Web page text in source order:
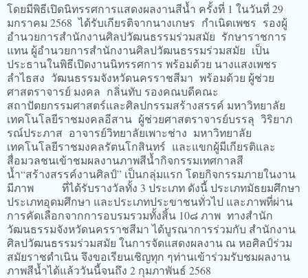
โดยมีพิธีเปิดนิทรรศการแสดงผลงานสีน้ำ ครั้งที่ 1 ในวันที่ 29
มกราคม 2568 ได้รับเกียรติจากนางเกษร กำเนิดเพชร รองผู้
อำนวยการสำนักงานศิลปวัฒนธรรมร่วมสมัย รักษาราชการ
แทน ผู้อำนวยการสำนักงานศิลปวัฒนธรรมร่วมสมัย เป็น
ประธานในพิธีเปิดงานนิทรรศการ พร้อมด้วย นางแสงเพชร
ลำไธสง วัฒนธรรมจังหวัดนครราชสีมา พร้อมด้วย ผู้ช่วย
ศาสตราจารย์ มงคล กลิ่นทับ รองคณบดีคณะ
สถาปัตยกรรมศาสตร์และศิลปกรรมสร้างสรรค์ มหาวิทยาลัย
เทคโนโลยีราชมงคลอีสาน ผู้ช่วยศาสตราจารย์บรรลุ วิริยาภ
รณ์ประภาส อาจารย์วิทยาลัยเพาะช่าง มหาวิทยาลัย
เทคโนโลยีราชมงคลรัตนโกสินทร์ และแขกผู้มีเกียรติและ
สื่อมวลชนเข้าชมผลงานภาพสีน้ำกิจกรรมเทศกาลสี
น้ำ“สร้างสรรค์งานศิลป์” เป็นกลุ่มแรก โดยกิจกรรมภายในงาน
มีภาพ ที่ได้รับรางวัลทั้ง 3 ประเภท ดังนี้ ประเภทมัธยมศึกษา
ประเภทอุดมศึกษา และประเภทประขาชนทั่วไป และภาพที่ผ่าน
การคัดเลือกจากการอบรมรวมทั้งสิ้น 10๘ ภาพ ทางสำนัก
วัฒนธรรมจังหวัดนครราชสีมา ได้บูรณาการร่วมกับ สำนักงาน
ศิลปวัฒนธรรมร่วมสมัย ในการจัดแสดงผลงาน ณ หอศิลป์ร่วม
สมัยราชดำเนิน จึงขอเรียนเชิญทุก ๆท่านเข้าร่วมรับชมผลงาน
ภาพสีน้ำได้แล้ววันนี้จนถึง 2 กุมภาพันธ์ 2568